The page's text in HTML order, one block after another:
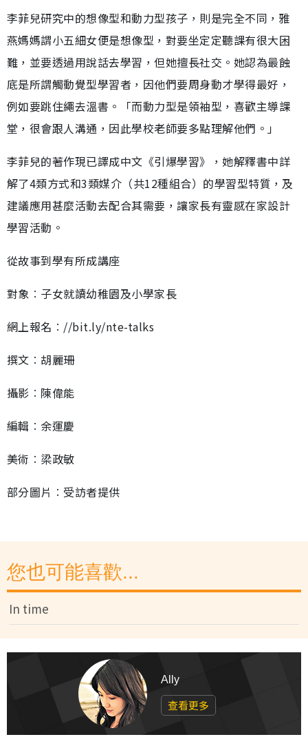
李菲兒研究中的想像型和動力型孩子，則是完全不同，雅
燕媽媽謂小五細女便是想像型，對要坐定定聽課有很大困
難，並要透過用說話去學習，但她擅長社交。她認為最蝕
底是所謂觸動覺型學習者，因他們要周身動才學得最好，
例如要跳住繩去溫書。「而動力型是領袖型，喜歡主導課
堂，很會跟人溝通，因此學校老師要多點理解他們。」
李菲兒的著作現已譯成中文《引爆學習》，她解釋書中詳
解了4類方式和3類媒介（共12種組合）的學習型特質，及
建議應用甚麼活動去配合其需要，讓家長有靈感在家設計
學習活動。
從故事到學有所成講座
對象︰子女就讀幼稚園及小學家長
網上報名︰//bit.ly/nte-talks
撰文︰胡麗珊
攝影︰陳偉能
編輯︰余運慶
美術︰梁政敏
部分圖片︰受訪者提供
您也可能喜歡...
In time
Ally
查看更多